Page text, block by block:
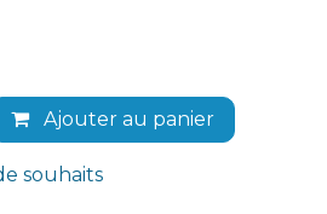
Ajouter au panier
souhaits